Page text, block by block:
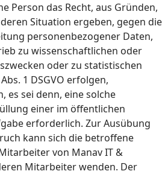
Person das Recht, aus Gründen,
Situation ergeben, gegen die
personenbezogener Daten,
zu wissenschaftlichen oder
oder zu statistischen
1 DSGVO erfolgen,
es sei denn, eine solche
einer im öffentlichen
erforderlich. Zur Ausübung
kann sich die betroffene
von Manav IT &
Mitarbeiter wenden. Der